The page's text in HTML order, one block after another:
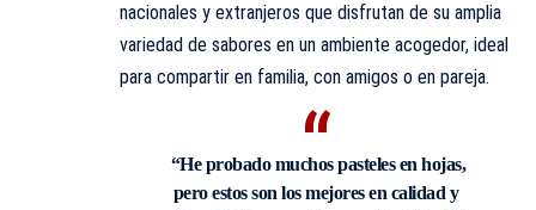
nacionales y extranjeros que disfrutan de su amplia
variedad de sabores en un ambiente acogedor, ideal
para compartir en familia, con amigos o en pareja.
“He probado muchos pasteles en hojas,
pero estos son los mejores en calidad y